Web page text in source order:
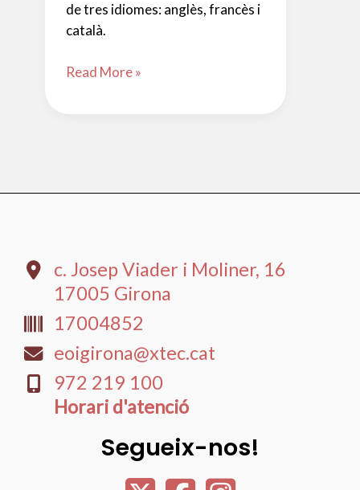
de tres idiomes: anglès, francès i
català.
Cursos
Read More »
c. Josep Viader i Moliner, 16
17005 Girona
17004852
eoigirona@xtec.cat
​972 219 100
Horari d'atenció
Segueix-nos!